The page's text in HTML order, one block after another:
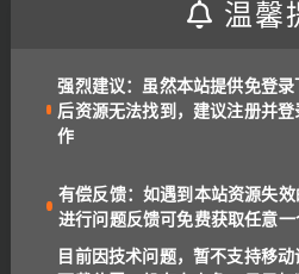
条回复
登录...
搜索问题
温馨
强烈建议：虽然本站提供免登
后资源无法找到，建议注册并
作
有偿反馈：如遇到本站资源失
进行问题反馈可免费获取任意
目前因技术问题，暂不支持移动